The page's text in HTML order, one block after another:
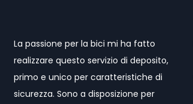
La passione per la bici mi ha fatto
realizzare questo servizio di deposito,
primo e unico per caratteristiche di
sicurezza. Sono a disposizione per